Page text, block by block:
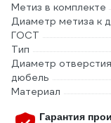
Метиз в комплекте
Диаметр метиза к
ГОСТ
Тип
Диаметр
дюбель
Материал
Гарантия